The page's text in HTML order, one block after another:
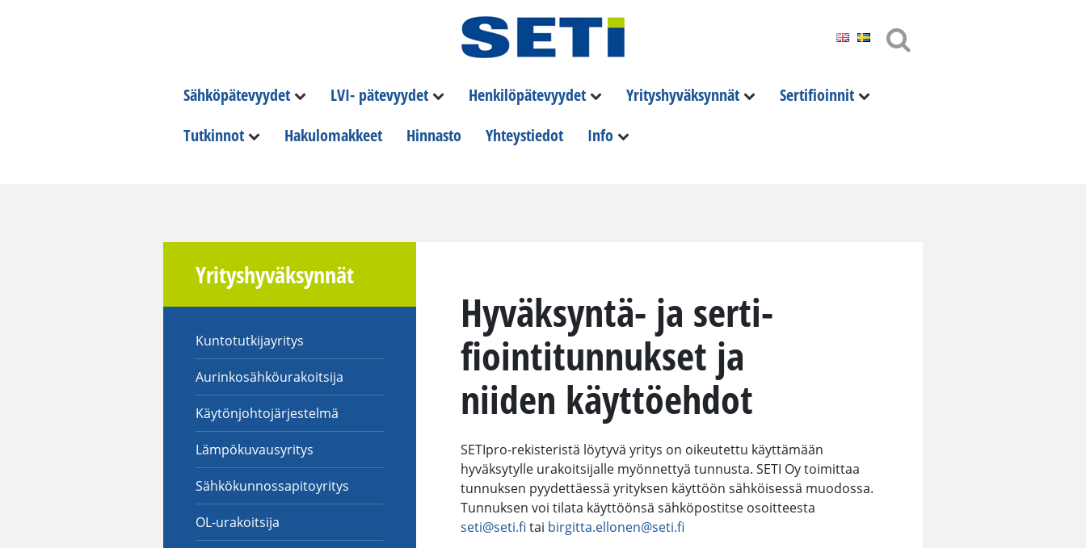
Sähköpätevyydet LVI- pätevyydet Henkilöpätevyydet Yrityshyväksynnät
Sertifioinnit
Tutkinnot
Hakulomakkeet Hinnasto Yhteystiedot Info
Yrityshyväksynnät
Kuntotutkijayritys
Aurinkosähköurakoitsija
Käytönjohtojärjestelmä
Lämpökuvausyritys
Sähkökunnossapitoyritys
OL-urakoitsija
Hyväksyntä-​ ja ser­ti­
fioin­ti­tun­nuk­set ja
nii­den käyt­tö­eh­dot
SETIpro-rekisteristä löytyvä yritys on oikeutettu käyttämään
hyväksytylle urakoitsijalle myönnettyä tunnusta. SETI Oy toimittaa
tunnuksen pyydettäessä yrityksen käyttöön sähköisessä muodossa.
Tunnuksen voi tilata käyttöönsä sähköpostitse osoitteesta
seti@seti.fi tai birgitta.ellonen@seti.fi